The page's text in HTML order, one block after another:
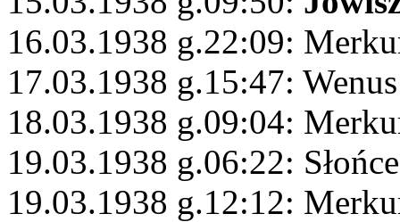
16.03.1938 g.22:09:
17.03.1938 g.15:47:
18.03.1938 g.09:04:
19.03.1938 g.06:22:
19.03.1938 g.12:12: